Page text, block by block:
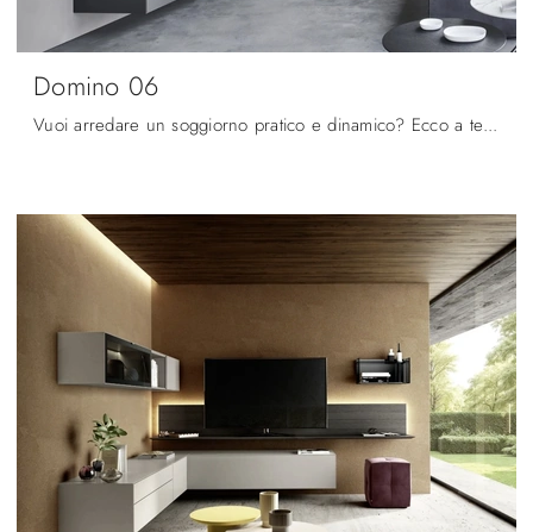
Domino 06
Vuoi arredare un soggiorno pratico e dinamico? Ecco a te la parete attrezzata Domino 06 Sangiacomo dalle linee decise moderne.